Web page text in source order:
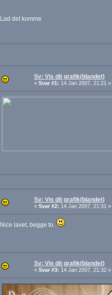
Lad det komme
Sv: Vis dit grafik(blandet)
« Svar #1: 14 Jan 2007, 21:21 »
Sv: Vis dit grafik(blandet)
« Svar #2: 14 Jan 2007, 21:31 »
Nice lavet, begge to.
Sv: Vis dit grafik(blandet)
« Svar #3: 14 Jan 2007, 21:32 »